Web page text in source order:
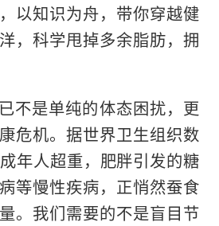
以知识为舟，带你穿越健
，科学甩掉多余脂肪，拥
不是单纯的体态困扰，更
危机。据世界卫生组织数
年人超重，肥胖引发的糖
等慢性疾病，正悄然蚕食
。我们需要的不是盲目节